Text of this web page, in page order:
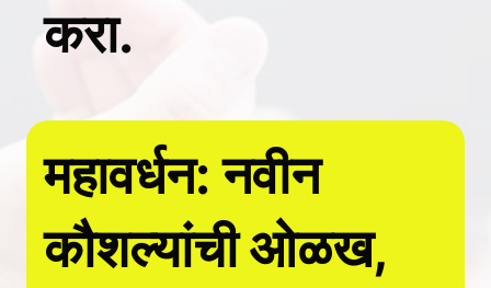
करा.
महावर्धन: नवीन
कौशल्यांची ओळख,